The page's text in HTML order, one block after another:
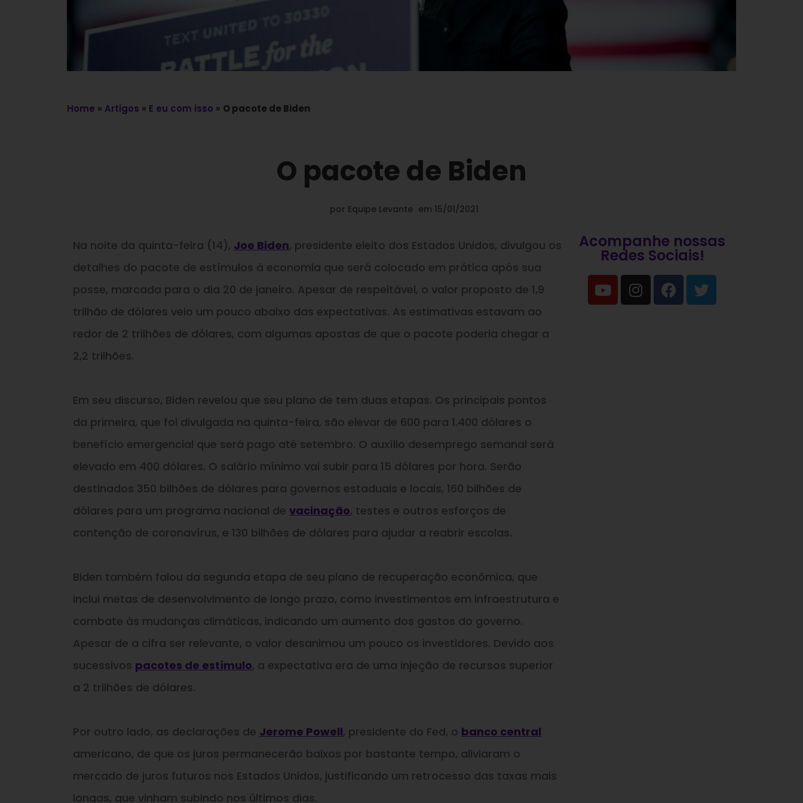
Home » Artigos » E eu com isso » O pacote de Biden
O pacote de Biden
por Equipe Levante em 15/01/2021
Na noite da quinta-feira (14), Joe Biden, presidente eleito dos Estados Unidos, divulgou os
detalhes do pacote de estímulos à economia que será colocado em prática após sua
posse, marcada para o dia 20 de janeiro. Apesar de respeitável, o valor proposto de 1,9
trilhão de dólares veio um pouco abaixo das expectativas. As estimativas estavam ao
redor de 2 trilhões de dólares, com algumas apostas de que o pacote poderia chegar a
2,2 trilhões.
Em seu discurso, Biden revelou que seu plano de tem duas etapas. Os principais pontos
da primeira, que foi divulgada na quinta-feira, são elevar de 600 para 1.400 dólares o
benefício emergencial que será pago até setembro. O auxílio desemprego semanal será
elevado em 400 dólares. O salário mínimo vai subir para 15 dólares por hora. Serão
destinados 350 bilhões de dólares para governos estaduais e locais, 160 bilhões de
dólares para um programa nacional de vacinação, testes e outros esforços de
contenção de coronavírus, e 130 bilhões de dólares para ajudar a reabrir escolas.
Biden também falou da segunda etapa de seu plano de recuperação econômica, que
inclui metas de desenvolvimento de longo prazo, como investimentos em infraestrutura e
combate às mudanças climáticas, indicando um aumento dos gastos do governo.
Apesar de a cifra ser relevante, o valor desanimou um pouco os investidores. Devido aos
sucessivos pacotes de estímulo, a expectativa era de uma injeção de recursos superior
a 2 trilhões de dólares.
Por outro lado, as declarações de Jerome Powell, presidente do Fed, o banco central
americano, de que os juros permanecerão baixos por bastante tempo, aliviaram o
mercado de juros futuros nos Estados Unidos, justificando um retrocesso das taxas mais
longas, que vinham subindo nos últimos dias.
Acompanhe nossas
Redes Sociais!